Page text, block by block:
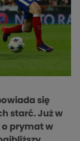
się
starć. Już w
o prymat w